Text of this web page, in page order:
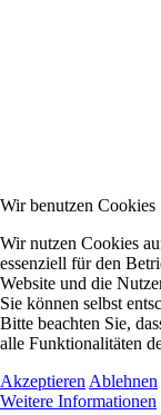
Wir benutzen Cookies
Wir nutzen Cookies
essenziell für den
Website und die
Sie können selbst
Bitte beachten Sie,
alle Funktionalitäten
Akzeptieren Ablehnen
Weitere Informationen